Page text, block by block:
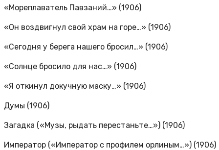
«Мореплаватель Павзаний…» (1906)
«Он воздвигнул свой храм на горе…» (1906)
«Сегодня у берега нашего бросил…» (1906)
«Солнце бросило для нас…» (1906)
«Я откинул докучную маску…» (1906)
Думы (1906)
Загадка («Музы, рыдать перестаньте…») (1906)
Император («Император с профилем орлиным…») (1906)